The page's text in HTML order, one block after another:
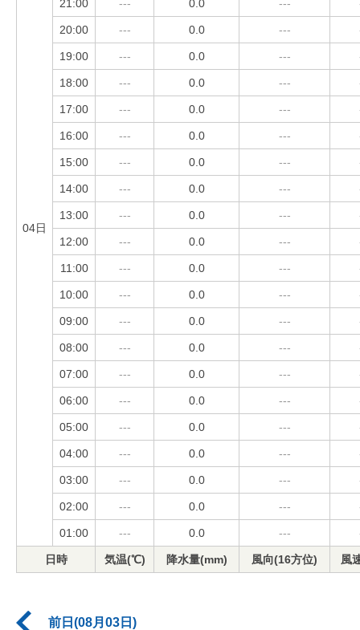
04日
21:00 --- 0.0 ---
20:00 --- 0.0 ---
19:00 --- 0.0 ---
18:00 --- 0.0 ---
17:00 --- 0.0 ---
16:00 --- 0.0 ---
15:00 --- 0.0 ---
14:00 --- 0.0 ---
13:00 --- 0.0 ---
12:00 --- 0.0 ---
11:00 --- 0.0 ---
10:00 --- 0.0 ---
09:00 --- 0.0 ---
08:00 --- 0.0 ---
07:00 --- 0.0 ---
06:00 --- 0.0 ---
05:00 --- 0.0 ---
04:00 --- 0.0 ---
03:00 --- 0.0 ---
02:00 --- 0.0 ---
01:00 --- 0.0 ---
日時 気温(℃) 降水量(mm) 風向(16方位) 風
前日(08月03日)